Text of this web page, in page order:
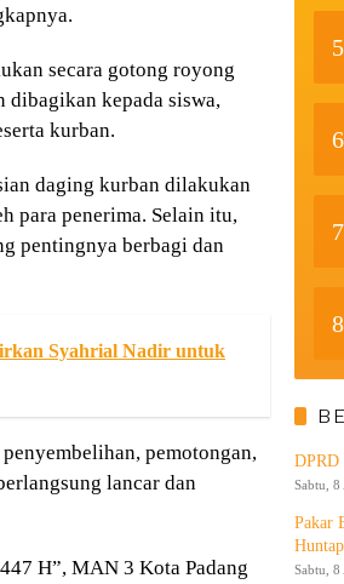
secara gotong royong
dibagikan kepada siswa,
kurban.
daging kurban dilakukan
para penerima. Selain itu,
pentingnya berbagi dan
Syahrial Nadir untuk
pemotongan,
lancar dan
H”, MAN 3 Kota Padang
5
6
7
8
DPRD
Sabtu, 8
Pakar
Sabtu, 8